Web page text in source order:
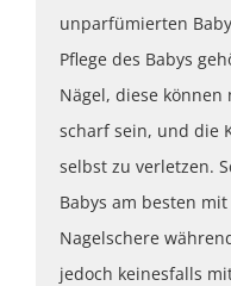
unparfümierten
Pflege des Babys
Nägel, diese
scharf sein, und die
selbst zu verletzen.
Babys am besten
Nagelschere
jedoch keinesfalls